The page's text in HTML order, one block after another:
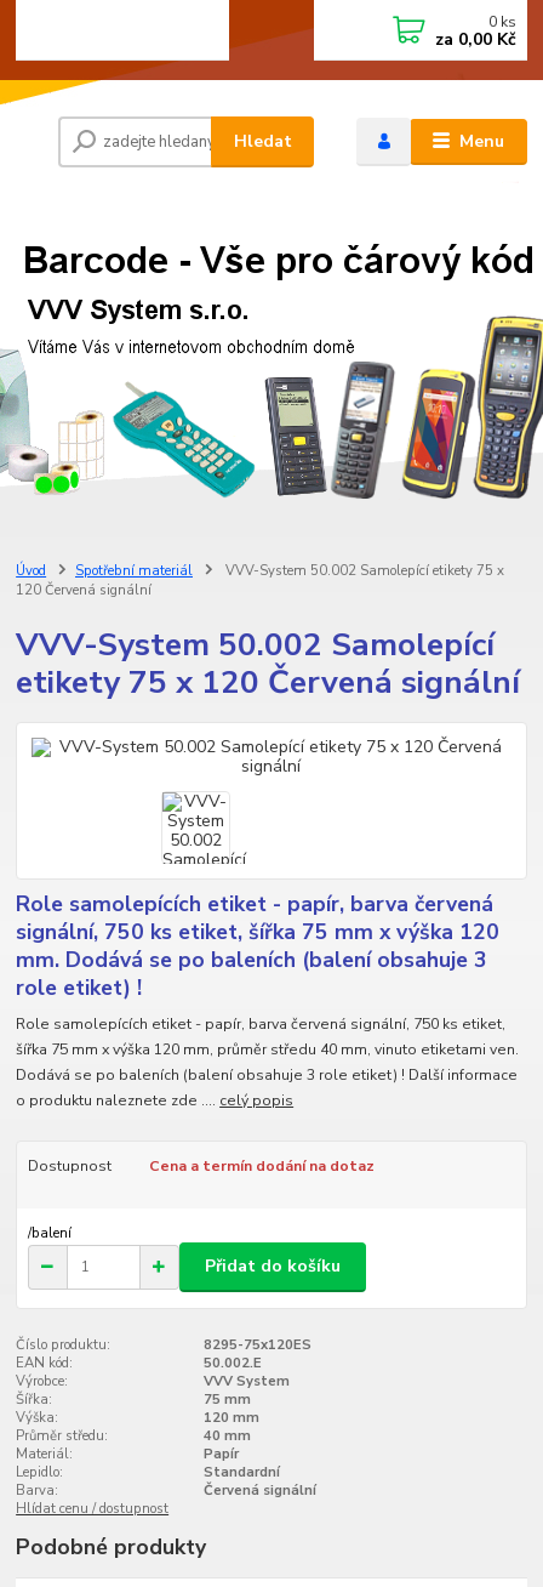
Menu
Hledat
0 ks
za 0,00 Kč
Úvod Spotřební materiál
VVV-System 50.002 Samolepící etikety 75 x
120 Červená signální
VVV-System 50.002 Samolepící
etikety 75 x 120 Červená signální
Role samolepících etiket - papír, barva červená
signální, 750 ks etiket, šířka 75 mm x výška 120
mm. Dodává se po baleních (balení obsahuje 3
role etiket) !
Role samolepících etiket - papír, barva červená signální, 750 ks etiket,
šířka 75 mm x výška 120 mm, průměr středu 40 mm, vinuto etiketami ven.
Dodává se po baleních (balení obsahuje 3 role etiket) ! Další informace
o produktu naleznete zde .... celý popis
Dostupnost Cena a termín dodání na dotaz
/balení
Přidat do košíku
Číslo produktu:
8295-75x120ES
EAN kód:
50.002.E
Výrobce:
VVV System
Šířka:
75 mm
Výška:
120 mm
Průměr středu:
40 mm
Materiál:
Papír
Lepidlo:
Standardní
Barva:
Červená signální
Hlídat cenu / dostupnost
Podobné produkty